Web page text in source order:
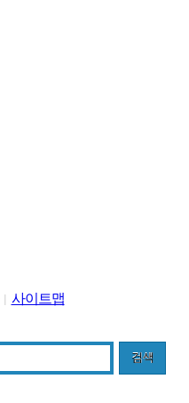
사이트맵
검색